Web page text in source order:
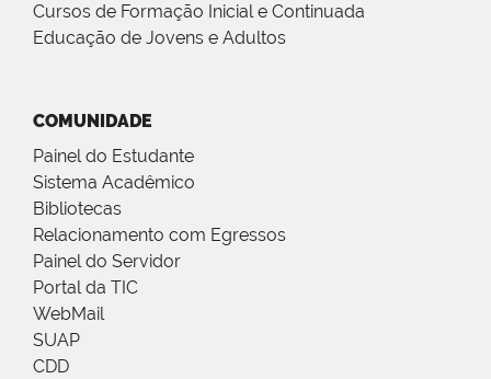
Cursos de Formação Inicial e Continuada
Educação de Jovens e Adultos
COMUNIDADE
Painel do Estudante
Sistema Acadêmico
Bibliotecas
Relacionamento com Egressos
Painel do Servidor
Portal da TIC
WebMail
SUAP
CDD